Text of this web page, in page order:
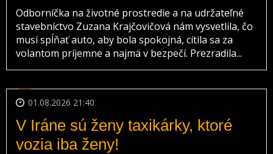
Odborníčka na životné prostredie a na udržateľné
stavebníctvo Zuzana Krajčovičová nám vysvetlila, čo
musí spĺňať auto, aby bola spokojná, cítila sa za
volantom príjemne a najmä v bezpečí. Prezradila...
01.08.2026 21:40
V Iráne sú ženy taxikárky, ktoré
vozia iba ženy!